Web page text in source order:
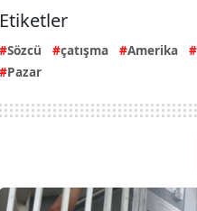
Etiketler
Sözcü çatışma Amerika
Pazar